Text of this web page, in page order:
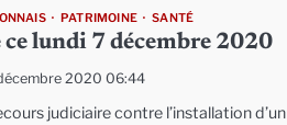
PATRIMOINE SANTÉ
ce lundi 7 décembre 2020
2020 06:44
judiciaire contre l’installation d’un